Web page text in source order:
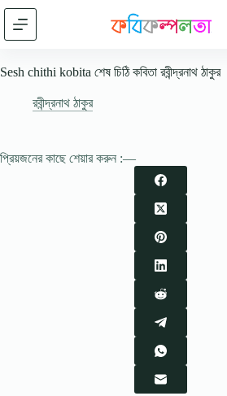
Skip
content
Sesh chithi kobita শেষ চিঠি কবিতা রবীন্দ্রনাথ ঠাকুর
রবীন্দ্রনাথ ঠাকুর
প্রিয়জনের কাছে শেয়ার করুন :—